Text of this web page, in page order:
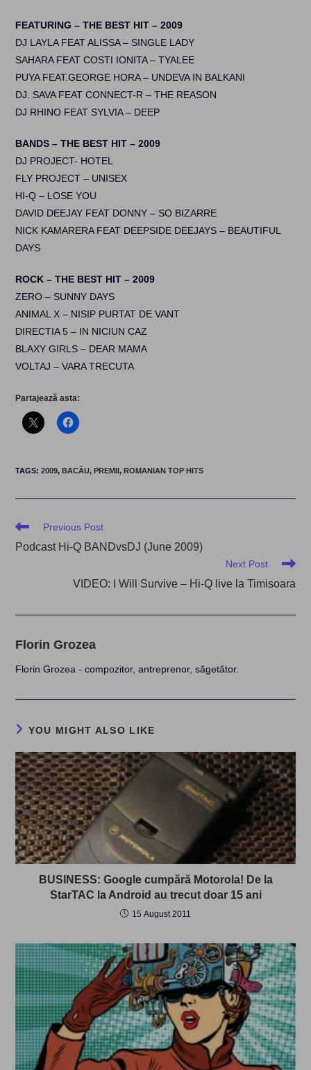
FEATURING – THE BEST HIT – 2009
DJ LAYLA FEAT ALISSA – SINGLE LADY
SAHARA FEAT COSTI IONITA – TYALEE
PUYA FEAT.GEORGE HORA – UNDEVA IN BALKANI
DJ. SAVA FEAT CONNECT-R – THE REASON
DJ RHINO FEAT SYLVIA – DEEP
BANDS – THE BEST HIT – 2009
DJ PROJECT- HOTEL
FLY PROJECT – UNISEX
HI-Q – LOSE YOU
DAVID DEEJAY FEAT DONNY – SO BIZARRE
NICK KAMARERA FEAT DEEPSIDE DEEJAYS – BEAUTIFUL
DAYS
ROCK – THE BEST HIT – 2009
ZERO – SUNNY DAYS
ANIMAL X – NISIP PURTAT DE VANT
DIRECTIA 5 – IN NICIUN CAZ
BLAXY GIRLS – DEAR MAMA
VOLTAJ – VARA TRECUTA
Partajează asta:
TAGS:2009, BACĂU, PREMII, ROMANIAN TOP HITS
Read
articles
Previous Post
Podcast Hi-Q BANDvsDJ (June 2009)
Next Post
VIDEO: I Will Survive – Hi-Q live la Timisoara
Florin Grozea
Florin Grozea - compozitor, antreprenor, săgetător.
YOU MIGHT ALSO LIKE
BUSINESS: Google cumpără Motorola! De la
StarTAC la Android au trecut doar 15 ani
15 August 2011